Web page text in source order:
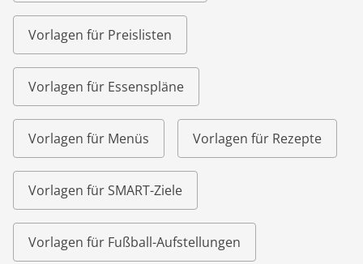
Vorlagen für Preislisten
Vorlagen für Essenspläne
Vorlagen für Menüs Vorlagen für Rezepte
Vorlagen für SMART-Ziele
Vorlagen für Fußball-Aufstellungen